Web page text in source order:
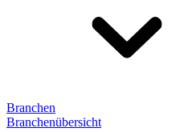
Branchen
Branchenübersicht